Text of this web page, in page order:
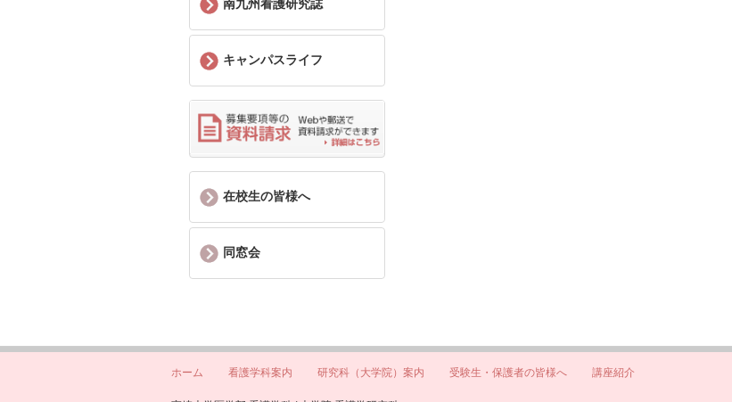
南九州看護研究誌
キャンパスライフ
在校生の皆様へ
同窓会
ホーム 看護学科案内 研究科（大学院）案内 受験生・保護者の皆様へ 講座紹介